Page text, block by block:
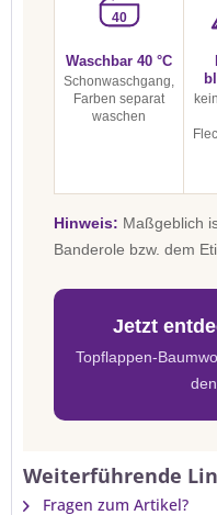
40
Waschbar 40 °C
Schonwaschgang,
Farben separat
waschen
Hinweis: Maßgeblich
Banderole bzw. dem
Jetzt
Topflappen-
Weiterführende
Fragen zum Artikel?